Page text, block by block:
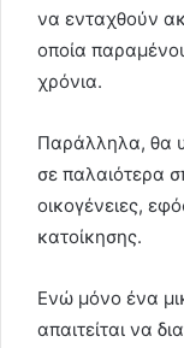
να ενταχθούν
οποία
χρόνια.
Παράλληλα, θα
σε παλαιότερα
οικογένειες,
κατοίκησης.
Ενώ μόνο ένα
απαιτείται να